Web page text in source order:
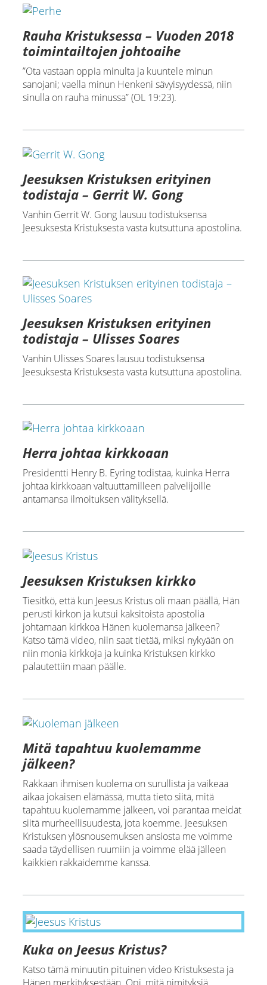
Rauha Kristuksessa – Vuoden 2018
toimintailtojen johtoaihe
”Ota vastaan oppia minulta ja kuuntele minun
sanojani; vaella minun Henkeni sävyisyydessä, niin
sinulla on rauha minussa” (OL 19:23).
Jeesuksen Kristuksen erityinen
todistaja – Gerrit W. Gong
Vanhin Gerrit W. Gong lausuu todistuksensa
Jeesuksesta Kristuksesta vasta kutsuttuna apostolina.
Jeesuksen Kristuksen erityinen
todistaja – Ulisses Soares
Vanhin Ulisses Soares lausuu todistuksensa
Jeesuksesta Kristuksesta vasta kutsuttuna apostolina.
Herra johtaa kirkkoaan
Presidentti Henry B. Eyring todistaa, kuinka Herra
johtaa kirkkoaan valtuuttamilleen palvelijoille
antamansa ilmoituksen välityksellä.
Jeesuksen Kristuksen kirkko
Tiesitkö, että kun Jeesus Kristus oli maan päällä, Hän
perusti kirkon ja kutsui kaksitoista apostolia
johtamaan kirkkoa Hänen kuolemansa jälkeen?
Katso tämä video, niin saat tietää, miksi nykyään on
niin monia kirkkoja ja kuinka Kristuksen kirkko
palautettiin maan päälle.
Mitä tapahtuu kuolemamme
jälkeen?
Rakkaan ihmisen kuolema on surullista ja vaikeaa
aikaa jokaisen elämässä, mutta tieto siitä, mitä
tapahtuu kuolemamme jälkeen, voi parantaa meidät
siitä murheellisuudesta, jota koemme. Jeesuksen
Kristuksen ylösnousemuksen ansiosta me voimme
saada täydellisen ruumiin ja voimme elää jälleen
kaikkien rakkaidemme kanssa.
Kuka on Jeesus Kristus?
Katso tämä minuutin pituinen video Kristuksesta ja